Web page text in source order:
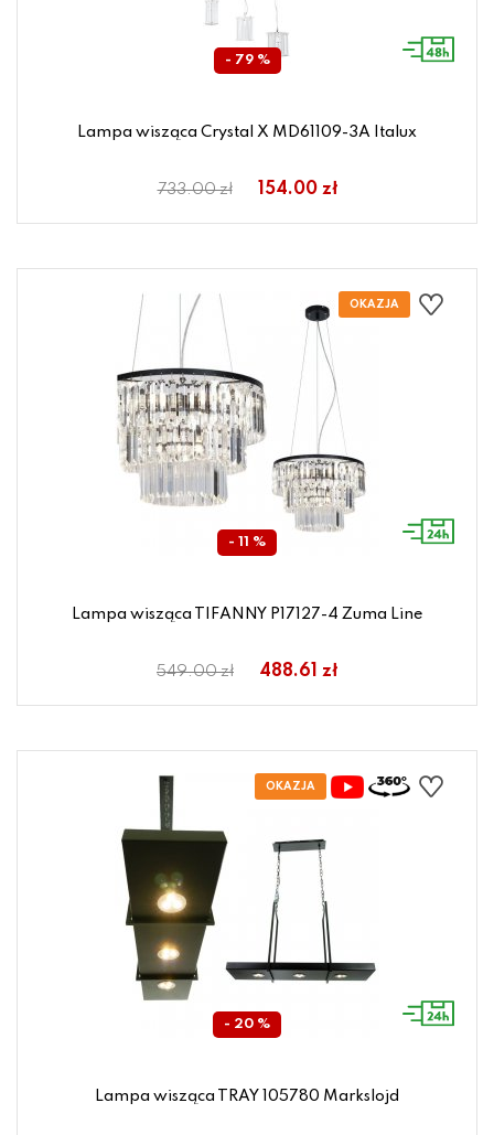
- 79 %
Lampa wisząca Crystal X MD61109-3A Italux
733.00 zł 154.00 zł
- 11 %
Lampa wisząca TIFANNY P17127-4 Zuma Line
549.00 zł 488.61 zł
- 20 %
Lampa wisząca TRAY 105780 Markslojd